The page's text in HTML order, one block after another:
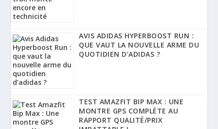
AVIS ADIDAS HYPERBOOST RUN :
QUE VAUT LA NOUVELLE ARME DU
QUOTIDIEN D’ADIDAS ?
TEST AMAZFIT BIP MAX : UNE
MONTRE GPS COMPLÈTE AU
RAPPORT QUALITÉ/PRIX